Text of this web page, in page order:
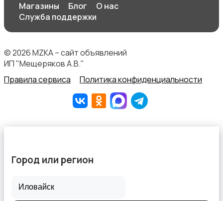
Продукты питания
Уход за животными
Другое
Магазины Блог
О нас
Служба поддержки
© 2026 MZKA – сайт объявлений
ИП "Мещеряков А.В."
Правила сервиса
Политика конфиденциальности
Город или регион